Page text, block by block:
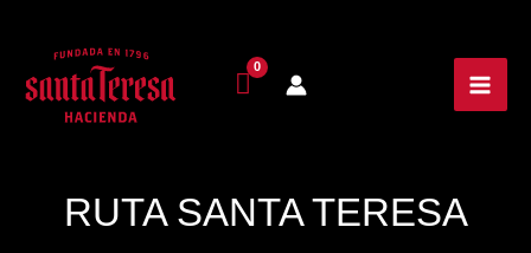
RUTA SANTA TERESA